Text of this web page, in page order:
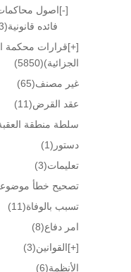
[-]اصول
فائده قانونية(93)
[+]قرارات محكمة
الجزائية)(5850)
غير مصنف(65)
عقد القرض(11)
سلطة منطقة العقبة
دستور (1)
تعليمات(3)
تصحيح خطأ
تسبب بالوفاة(11)
امر دفاع(8)
[+]القوانين(3)
الأنظمة(6)